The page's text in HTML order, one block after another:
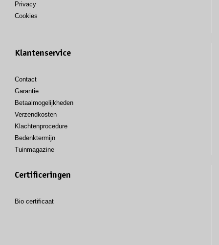
Privacy
Cookies
Klantenservice
Contact
Garantie
Betaalmogelijkheden
Verzendkosten
Klachtenprocedure
Bedenktermijn
Tuinmagazine
Certificeringen
Bio certificaat